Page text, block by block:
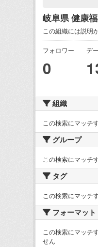
岐阜県 健康
この組織には説明
フォロワー
0
デ
組織
この検索にマッチ
グループ
この検索にマッチ
タグ
この検索にマッチ
フォーマット
この検索にマッチ
せん